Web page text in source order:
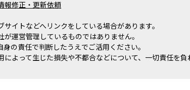
報修正・更新依頼
サイトなどへリンクをしている場合があります。
運営管理しているものではありません。
の責任で判断したうえでご活用ください。
よって生じた損失や不都合などについて、一切責任を負